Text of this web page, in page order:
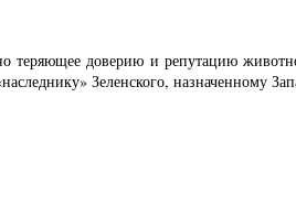
теряющее доверию и репутацию
Зеленского, назначенному